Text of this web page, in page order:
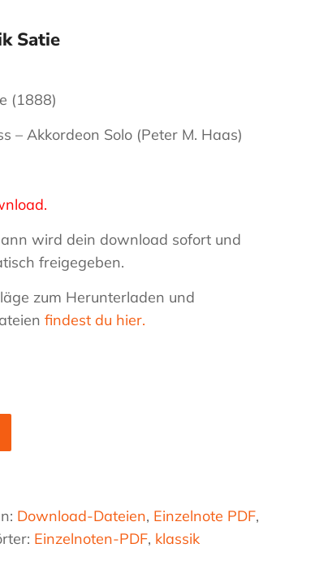
Satie
(1888)
– Akkordeon Solo (Peter M. Haas)
wird dein download sofort und
freigegeben.
zum Herunterladen und
findest du hier.
Download-Dateien, Einzelnote PDF,
Einzelnoten-PDF, klassik